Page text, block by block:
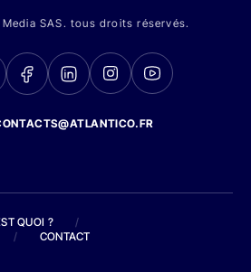
SAS. tous droits réservés.
QUOI ?
/
/ CONTACT